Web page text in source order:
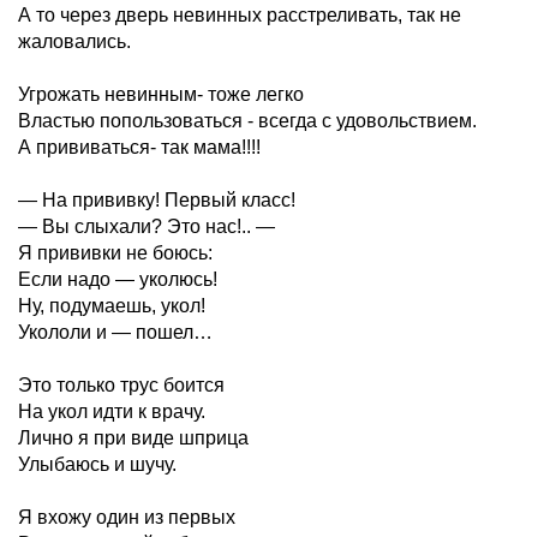
А то через дверь невинных расстреливать, так не
жаловались.
Угрожать невинным- тоже легко
Властью попользоваться - всегда с удовольствием.
А прививаться- так мама!!!!
— На прививку! Первый класс!
— Вы слыхали? Это нас!.. —
Я прививки не боюсь:
Если надо — уколюсь!
Ну, подумаешь, укол!
Укололи и — пошел…
Это только трус боится
На укол идти к врачу.
Лично я при виде шприца
Улыбаюсь и шучу.
Я вхожу один из первых